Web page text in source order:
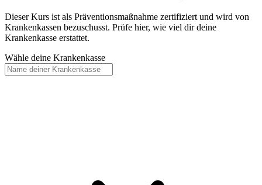
Dieser Kurs ist als Präventionsmaßnahme zertifiziert und wird von
Krankenkassen bezuschusst. Prüfe hier, wie viel dir deine
Krankenkasse erstattet.
Wähle deine Krankenkasse